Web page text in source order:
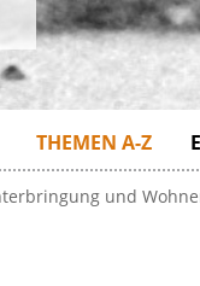
THEMEN A-Z
und